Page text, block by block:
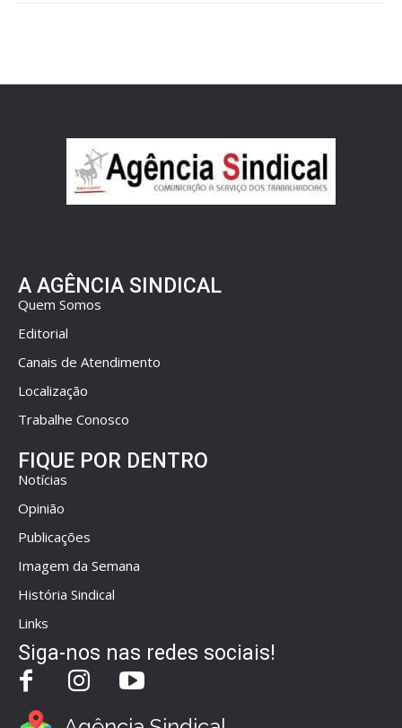
A AGÊNCIA SINDICAL
Quem Somos
Editorial
Canais de Atendimento
Localização
Trabalhe Conosco
FIQUE POR DENTRO
Notícias
Opinião
Publicações
Imagem da Semana
História Sindical
Links
Siga-nos nas redes sociais!